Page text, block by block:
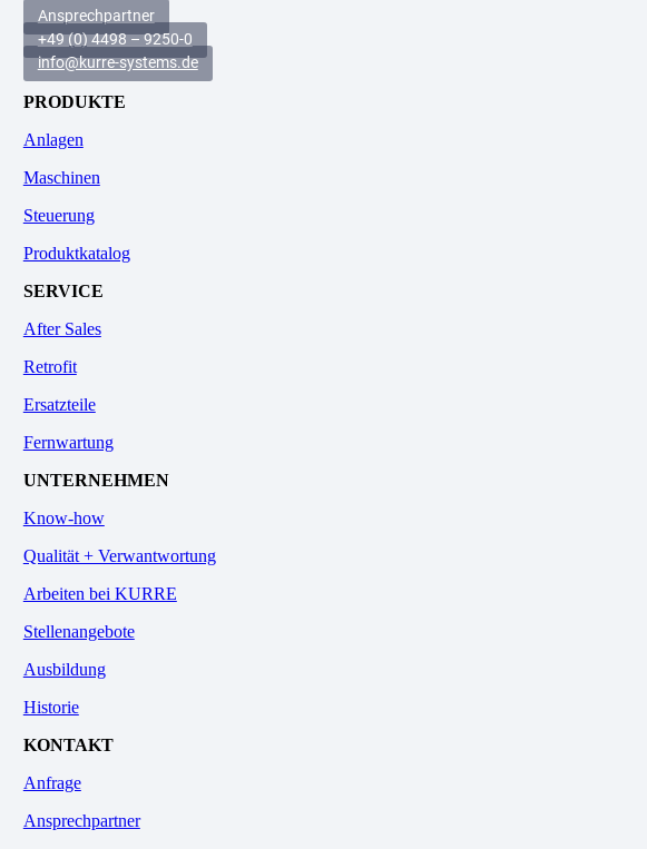
Ansprechpartner
+49 (0) 4498 – 9250-0
info@kurre-systems.de
PRODUKTE
Anlagen
Maschinen
Steuerung
Produktkatalog
SERVICE
After Sales
Retrofit
Ersatzteile
Fernwartung
UNTERNEHMEN
Know-how
Qualität + Verwantwortung
Arbeiten bei KURRE
Stellenangebote
Ausbildung
Historie
KONTAKT
Anfrage
Ansprechpartner